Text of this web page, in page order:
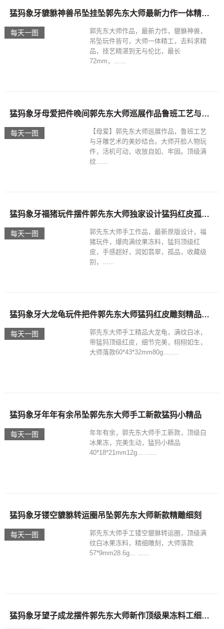
每天一图
猛犸象牙貔貅神兽吊坠挂坠郭先东大师最新力作一体精工让人眼前一亮
郭先东大师作品，最新力作，貔貅神兽，
吊坠玩件皆可，大师一体精工，去料求精
品，技艺精湛到无与伦比，最长
72mm，......
每天一图
猛犸象牙母爱把件晚间郭先东大师巡展作品鲁班工艺与牙雕艺术的完美结合
【母爱】郭先东大师巡展作品，鲁班工艺
与牙雕艺术的美妙结合。大师开脸人物玩
件，活机可动，收放自如、牢固。顶级满
纹......
每天一图
猛犸象牙福猪玩件摆件郭先东大师独家设计猛犸红皮孤品一枚
郭先东大师手工作品，最新原版设计，福
猪玩件，爆肉满纹果冻料，猛犸顶级红
皮，手感超好，润如翡翠，孤品，收藏级
别，......
每天一图
猛犸象牙大龙龟玩件把件郭先东大师猛犸红皮雕刻精品细节完美
郭先东大师手工精品大龙龟，满纹白冰，
带猛犸顶级红皮，细节完美，栩栩如生，
大师落款60*43*32mm80g........
每天一图
猛犸象牙年年有余吊坠郭先东大师手工新款猛犸小精品
年年有余，郭先东大师手工新款，顶级白
冰果冻，完美生动，猛犸小精品
40*18*21mm12g... ......
每天一图
猛犸象牙镂空貔貅转运圈吊坠郭先东大师新款精雕细刻
郭先东大师手工镂空貔貅转运圈，顶级满
纹白冰果冻料，精细雕刻，大师落款
57*9mm28.6g... ......
猛犸象牙望子成龙摆件郭先东大师新作顶级果冻料工细料润